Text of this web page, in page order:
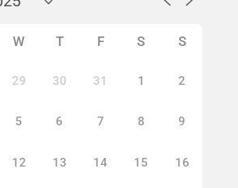
W T F S S
29 30 31 1 2
5 6 7 8 9
12 13 14 15 16